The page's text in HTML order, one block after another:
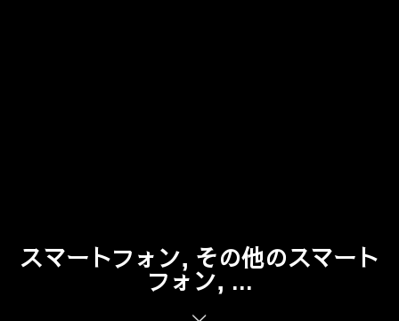
スマートフォン, その他のスマート
フォン, ...